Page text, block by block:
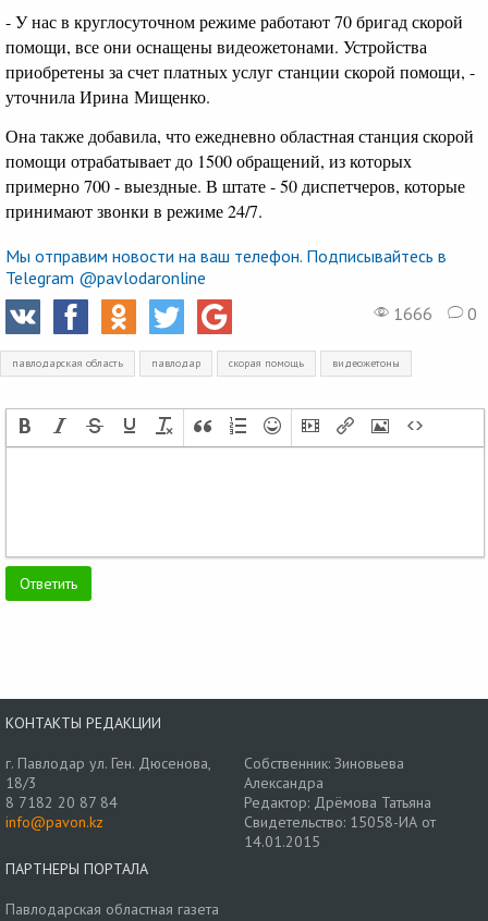
- У нас в круглосуточном режиме работают 70 бригад скорой
помощи, все они оснащены видеожетонами. Устройства
приобретены за счет платных услуг станции скорой помощи, -
уточнила Ирина Мищенко.
Она также добавила, что ежедневно областная станция скорой
помощи отрабатывает до 1500 обращений, из которых
примерно 700 - выездные. В штате - 50 диспетчеров, которые
принимают звонки в режиме 24/7.
Мы отправим новости на ваш телефон. Подписывайтесь в
Telegram @pavlodaronline
1666
0
павлодарская область павлодар скорая помощь видеожетоны
КОНТАКТЫ РЕДАКЦИИ
г. Павлодар ул. Ген. Дюсенова,
18/3
8 7182 20 87 84
info@pavon.kz
Собственник: Зиновьева
Александра
Редактор: Дрёмова Татьяна
Свидетельство: 15058-ИА от
14.01.2015
ПАРТНЕРЫ ПОРТАЛА
Павлодарская областная газета